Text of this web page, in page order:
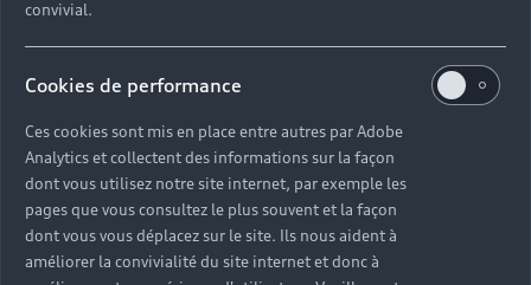
convivial.
Cookies de performance
Ces cookies sont mis en place entre autres par Adobe
Analytics et collectent des informations sur la façon
dont vous utilisez notre site internet, par exemple les
pages que vous consultez le plus souvent et la façon
dont vous vous déplacez sur le site. Ils nous aident à
améliorer la convivialité du site internet et donc à
Headline
Subline
Copy